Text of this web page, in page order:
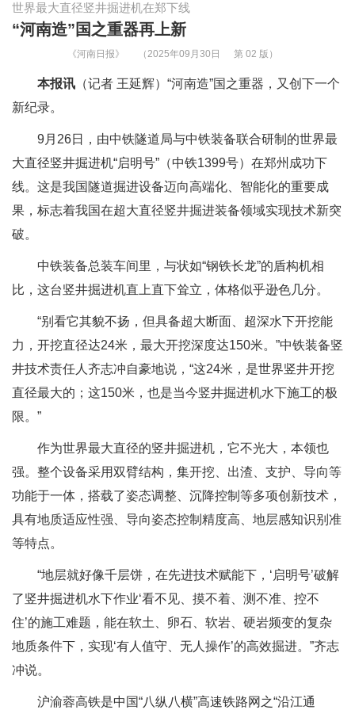
世界最大直径竖井掘进机在郑下线
“河南造”国之重器再上新
《河南日报》 （2025年09月30日 第 02 版）
本报讯 （记者 王延辉）“河南造”国之重器，又创下一个
新纪录。
9月26日，由中铁隧道局与中铁装备联合研制的世界最
大直径竖井掘进机“启明号”（中铁1399号）在郑州成功下
线。这是我国隧道掘进设备迈向高端化、智能化的重要成
果，标志着我国在超大直径竖井掘进装备领域实现技术新突
破。
中铁装备总装车间里，与状如“钢铁长龙”的盾构机相
比，这台竖井掘进机直上直下耸立，体格似乎逊色几分。
“别看它其貌不扬，但具备超大断面、超深水下开挖能
力，开挖直径达24米，最大开挖深度达150米。”中铁装备竖
井技术责任人齐志冲自豪地说，“这24米，是世界竖井开挖
直径最大的；这150米，也是当今竖井掘进机水下施工的极
限。”
作为世界最大直径的竖井掘进机，它不光大，本领也
强。整个设备采用双臂结构，集开挖、出渣、支护、导向等
功能于一体，搭载了姿态调整、沉降控制等多项创新技术，
具有地质适应性强、导向姿态控制精度高、地层感知识别准
等特点。
“地层就好像千层饼，在先进技术赋能下，‘启明号’破解
了竖井掘进机水下作业‘看不见、摸不着、测不准、控不
住’的施工难题，能在软土、卵石、软岩、硬岩频变的复杂
地质条件下，实现‘有人值守、无人操作’的高效掘进。”齐志
冲说。
沪渝蓉高铁是中国“八纵八横”高速铁路网之“沿江通